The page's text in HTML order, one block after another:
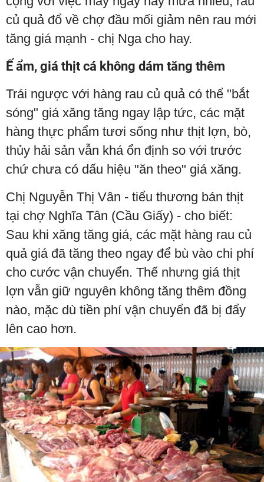
củ quả đổ về chợ đầu mối giảm nên rau mới
tăng giá mạnh - chị Nga cho hay.
Ế ẩm, giá thịt cá không dám tăng thêm
Trái ngược với hàng rau củ quả có thể "bắt
sóng" giá xăng tăng ngay lập tức, các mặt
hàng thực phẩm tươi sống như thịt lợn, bò,
thủy hải sản vẫn khá ổn định so với trước
chứ chưa có dấu hiệu "ăn theo" giá xăng.
Chị Nguyễn Thị Vân - tiểu thương bán thịt
tại chợ Nghĩa Tân (Cầu Giấy) - cho biết:
Sau khi xăng tăng giá, các mặt hàng rau củ
quả giá đã tăng theo ngay để bù vào chi phí
cho cước vận chuyển. Thế nhưng giá thịt
lợn vẫn giữ nguyên không tăng thêm đồng
nào, mặc dù tiền phí vận chuyển đã bị đẩy
lên cao hơn.